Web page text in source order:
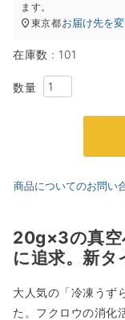
ます。
東京都お届け先を
在庫数 101
商品についてのお問い
20g×3の真空
に追求。新タ
大人気の「冷凍うず
た。フクロウの消化